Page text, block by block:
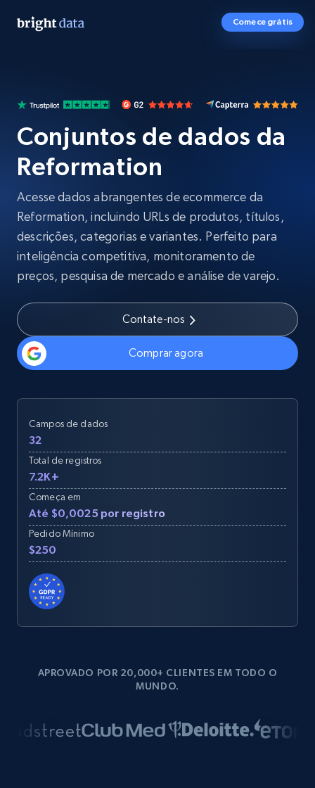
Comece grátis
Conjuntos de dados da
Reformation
Acesse dados abrangentes de ecommerce da
Reformation, incluindo URLs de produtos, títulos,
descrições, categorias e variantes. Perfeito para
inteligência competitiva, monitoramento de
preços, pesquisa de mercado e análise de varejo.
Contate-nos
Comprar agora
Campos de dados
32
Total de registros
7.2K+
Começa em
Até $0,0025 por registro
Pedido Mínimo
$250
APROVADO POR 20,000+ CLIENTES EM TODO O
MUNDO.